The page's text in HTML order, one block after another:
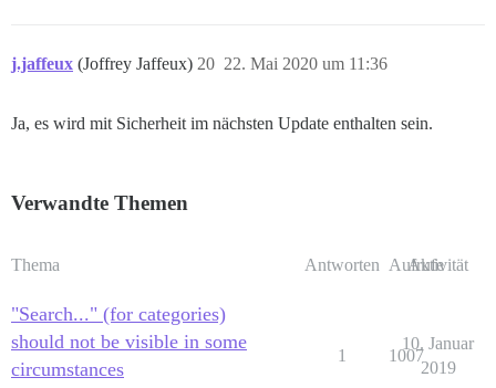
j.jaffeux (Joffrey Jaffeux) 22. Mai 2020 um 11:36
20
Ja, es wird mit Sicherheit im nächsten Update enthalten sein.
Verwandte Themen
Thema Antworten Aufrufe
Aktivität
"Search..." (for categories)
should not be visible in some
circumstances
1 1007
10. Januar
2019